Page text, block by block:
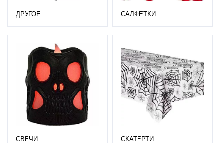
ДРУГОЕ САЛФЕТКИ
СВЕЧИ СКАТЕРТИ